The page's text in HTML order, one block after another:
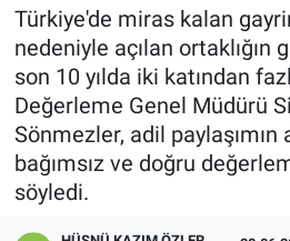
Türkiye'de miras kalan
nedeniyle açılan ortaklığın
son 10 yılda iki katından
Değerleme Genel Müdürü
Sönmezler, adil paylaşımın
bağımsız ve doğru
söyledi.
Resmi İlanlar
Sağlık
Son Dakika
Spor